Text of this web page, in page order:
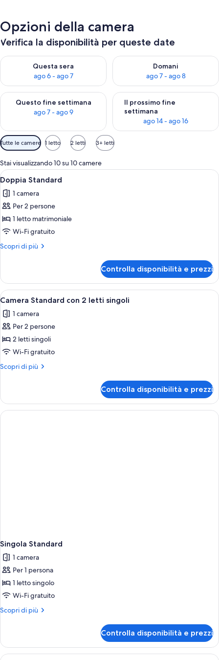
Opzioni della camera
Verifica la disponibilità per queste date
Questa sera
ago 6 - ago 7
Verifica la disponibilità per questa sera, ago 6 - ago 7
Domani
ago 7 - ago 8
Verifica la disponibilità per
Questo fine settimana
ago 7 - ago 9
Verifica la disponibilità per questo fine settimana, ago 7 - ago
Il prossimo fine
settimana
ago 14 - ago 16
Verifica la disponibilità per il
Filtri
disponibili
per
le
camere
Tutte le camere 1 letto 2 letti 3+ letti
Stai visualizzando 10 su 10 camere
Apri
tutte
le
foto
per
Doppia
Standard
Un letto rifatto con cura, con
4
Doppia Standard
1 camera
Per 2 persone
1 letto matrimoniale
Wi-Fi gratuito
Scopri di più
Altri
Standard
Controlla disponibilità e prezzi
Apri
tutte
le
foto
per
Camera
Standard
con
letti
singoli
Camera d'albergo con due letti,
1
Camera Standard con 2 letti singoli
1 camera
Per 2 persone
2 letti singoli
Wi-Fi gratuito
Scopri di più
Altri
Standard
con
2
Controlla disponibilità e prezzi
Singola Standard
1 camera
Per 1 persona
1 letto singolo
Wi-Fi gratuito
Scopri di più
Altri
Standard
Controlla disponibilità e prezzi